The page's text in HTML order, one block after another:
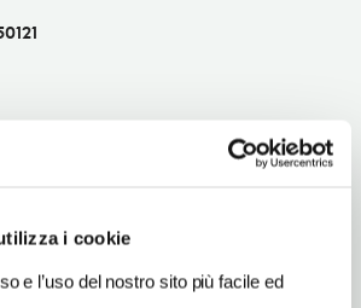
i cookie
e l’uso del nostro sito più facile ed